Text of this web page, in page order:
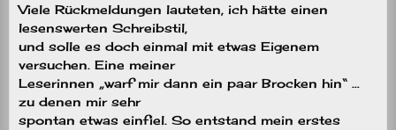
Viele Rückmeldungen lauteten, ich hätte einen
lesenswerten Schreibstil,
und solle es doch einmal mit etwas Eigenem
versuchen. Eine meiner
Leserinnen „warf mir dann ein paar Brocken hin“ …
zu denen mir sehr
spontan etwas einfiel. So entstand mein erstes